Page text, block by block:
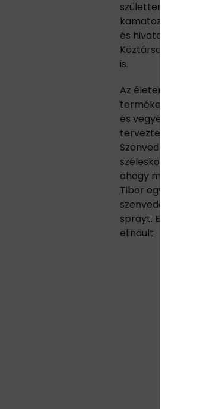
születtem volna.
kamatoztattam a
és hivatalos
Köztársaságban,
is.
Az életem
termékekről
és
tervezte annak
Szenvedélye a
széleskörű
ahogy mondani
Tibor egyik ismerőse
szenvedett, így
sprayt. Ez
elindult